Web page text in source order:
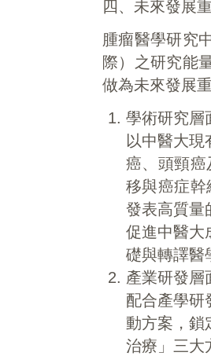
四、未來發展
腫瘤醫學研究
際）之研究能
做為未來發展
學術研究層
以中醫大
癌、頭頸
移與癌症
發表高質量
促進中醫大
礎與轉譯醫
產業研發層
配合產學研
動方案，鎖
治療」三大